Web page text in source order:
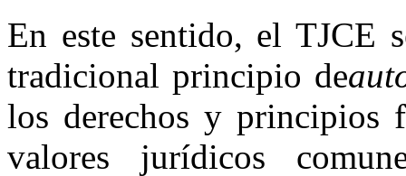
En este sentido, el TJCE
tradicional principio de
los derechos y principios
valores jurídicos